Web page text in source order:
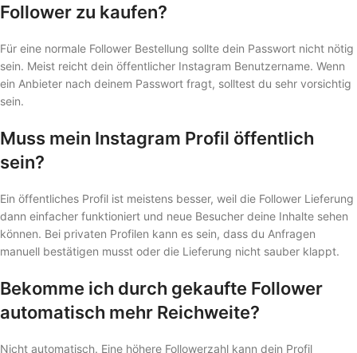
Follower zu kaufen?
Für eine normale Follower Bestellung sollte dein Passwort nicht nötig
sein. Meist reicht dein öffentlicher Instagram Benutzername. Wenn
ein Anbieter nach deinem Passwort fragt, solltest du sehr vorsichtig
sein.
Muss mein Instagram Profil öffentlich
sein?
Ein öffentliches Profil ist meistens besser, weil die Follower Lieferung
dann einfacher funktioniert und neue Besucher deine Inhalte sehen
können. Bei privaten Profilen kann es sein, dass du Anfragen
manuell bestätigen musst oder die Lieferung nicht sauber klappt.
Bekomme ich durch gekaufte Follower
automatisch mehr Reichweite?
Nicht automatisch. Eine höhere Followerzahl kann dein Profil